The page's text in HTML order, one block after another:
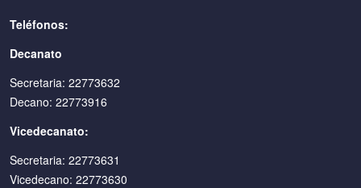
Teléfonos:
Decanato
Secretaria: 22773632
Decano: 22773916
Vicedecanato:
Secretaria: 22773631
Vicedecano: 22773630